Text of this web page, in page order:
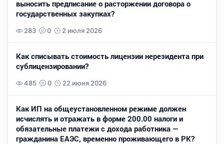
выносить предписание о расторжении договора о
государственных закупках?
283 0 2 июля 2026
Как списывать стоимость лицензии нерезидента при
сублицензировании?
485 0 22 июня 2026
Как ИП на общеустановленном режиме должен
исчислять и отражать в форме 200.00 налоги и
обязательные платежи с дохода работника —
гражданина ЕАЭС, временно проживающего в РК?